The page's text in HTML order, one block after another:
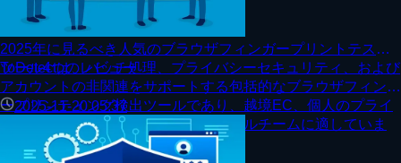
2025年に見るべき人気のブラウザフィンガープリントテスト
ツール4つのレビュー
ToDetectは、バッチ処理、プライバシーセキュリティ、および
アカウントの非関連をサポートする包括的なブラウザフィンガ
ープリンティング検出ツールであり、越境EC、個人のプライ
バシー保護、およびリスクコントロールチームに適していま
2025-11-20 05:37